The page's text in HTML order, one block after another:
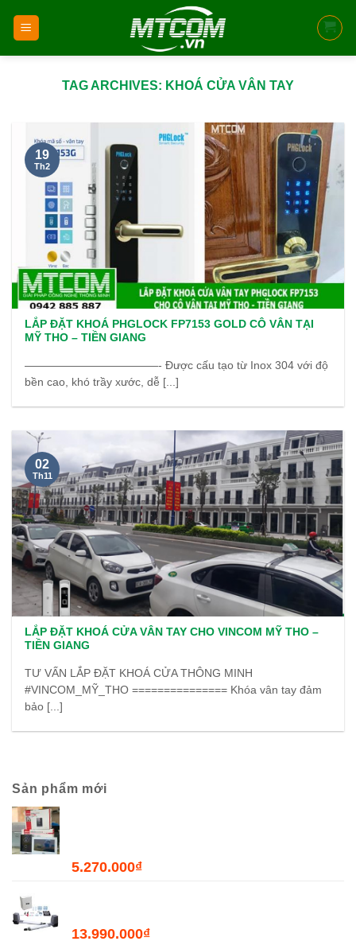
TAG ARCHIVES: KHOÁ CỬA VÂN TAY
LẮP ĐẶT KHOÁ PHGLOCK FP7153 GOLD CÔ VÂN TẠI
MỸ THO – TIỀN GIANG
————————————- Được cấu tạo từ Inox 304 với độ
bền cao, khó trầy xước, dễ [...]
19
Th2
LẮP ĐẶT KHOÁ CỬA VÂN TAY CHO VINCOM MỸ THO –
TIỀN GIANG
TƯ VẤN LẮP ĐẶT KHOÁ CỬA THÔNG MINH
#VINCOM_MỸ_THO =============== Khóa vân tay đảm
bảo [...]
02
Th11
Sản phẩm mới
5.270.000₫
13.990.000₫